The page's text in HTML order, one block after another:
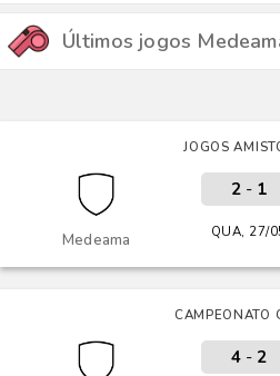
Últimos jogos
JOGOS
Medeama
2- 1
QUA, 27/
CAMPEONATO
4- 2